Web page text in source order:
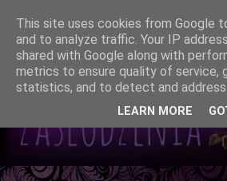
This site uses cookies from Google
and to analyze traffic. Your IP
shared with Google along with
metrics to ensure quality of service,
statistics, and to detect and address
LEARN MORE